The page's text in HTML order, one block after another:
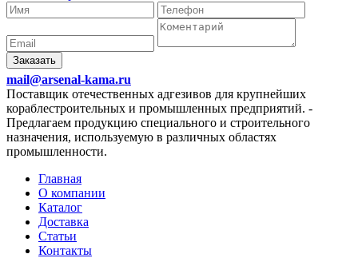
Заказать
mail@arsenal-kama.ru
Поставщик отечественных адгезивов для крупнейших
кораблестроительных и промышленных предприятий. -
Предлагаем продукцию специального и строительного
назначения, используемую в различных областях
промышленности.
Главная
О компании
Каталог
Доставка
Статьи
Контакты